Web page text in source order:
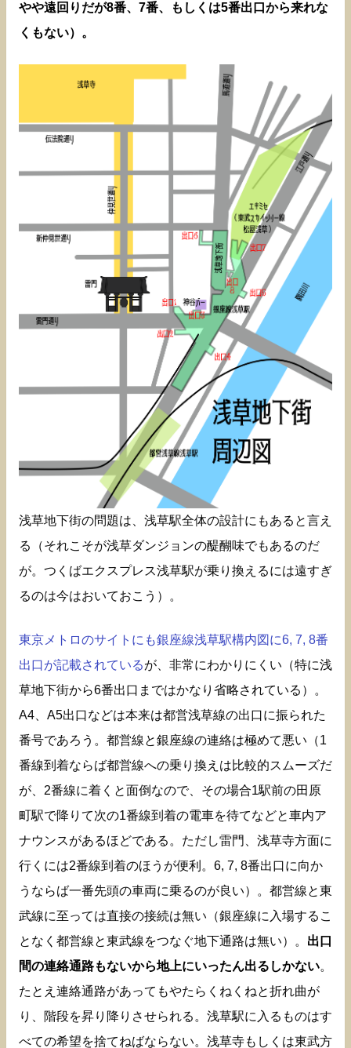
やや遠回りだが8番、7番、もしくは5番出口から来れな
くもない）。
浅草地下街の問題は、浅草駅全体の設計にもあると言え
る（それこそが浅草ダンジョンの醍醐味でもあるのだ
が。つくばエクスプレス浅草駅が乗り換えるには遠すぎ
るのは今はおいておこう）。
東京メトロのサイトにも銀座線浅草駅構内図に6, 7, 8番
出口が記載されているが、非常にわかりにくい（特に浅
草地下街から6番出口まではかなり省略されている）。
A4、A5出口などは本来は都営浅草線の出口に振られた
番号であろう。都営線と銀座線の連絡は極めて悪い（1
番線到着ならば都営線への乗り換えは比較的スムーズだ
が、2番線に着くと面倒なので、その場合1駅前の田原
町駅で降りて次の1番線到着の電車を待てなどと車内ア
ナウンスがあるほどである。ただし雷門、浅草寺方面に
行くには2番線到着のほうが便利。6, 7, 8番出口に向か
うならば一番先頭の車両に乗るのが良い）。都営線と東
武線に至っては直接の接続は無い（銀座線に入場するこ
となく都営線と東武線をつなぐ地下通路は無い）。 出口
間の連絡通路もないから地上にいったん出るしかない。
たとえ連絡通路があってもやたらくねくねと折れ曲が
り、階段を昇り降りさせられる。浅草駅に入るものはす
べての希望を捨てねばならない。浅草寺もしくは東武方